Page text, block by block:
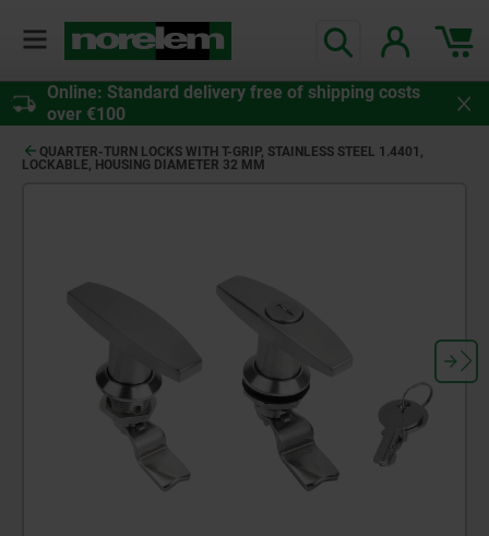
Online: Standard delivery free of shipping costs
over €100
QUARTER-TURN LOCKS WITH T-GRIP, STAINLESS STEEL 1.4401,
LOCKABLE, HOUSING DIAMETER 32 MM